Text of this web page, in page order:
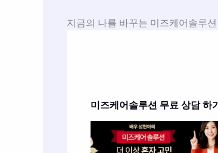
지금의 나를 바꾸는 미즈케어솔루
미즈케어솔루션 무료 상담 하